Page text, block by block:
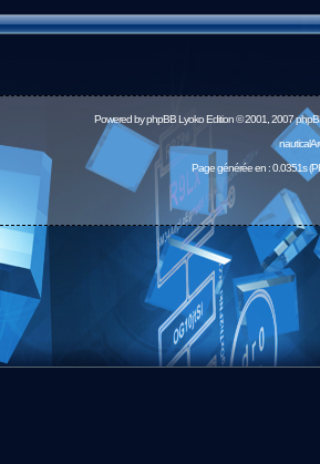
Powered byphpBBLyoko Edition © 2001, 2007
Page générée en : 0.0351s